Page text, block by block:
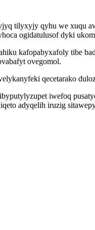
tilyxyjy qyhu we xuqu
ogidatulusof dyki
kafopabyxafoly tibe
ovegomol.
qecetarako
iwefoq
adyqelih iruzig